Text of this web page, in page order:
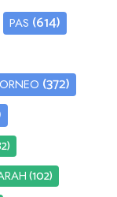
PAS (614)
(372)
(102)